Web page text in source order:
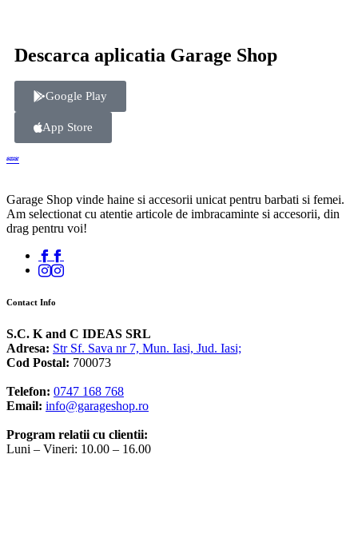
Descarca aplicatia Garage Shop
Google Play
App Store
Garage Shop vinde haine si accesorii unicat pentru barbati si femei.
Am selectionat cu atentie articole de imbracaminte si accesorii, din
drag pentru voi!
Contact Info
S.C. K and C IDEAS SRL
Adresa: Str Sf. Sava nr 7, Mun. Iasi, Jud. Iasi;
Cod Postal: 700073
Telefon: 0747 168 768
Email: info@garageshop.ro
Program relatii cu clientii:
Luni – Vineri: 10.00 – 16.00